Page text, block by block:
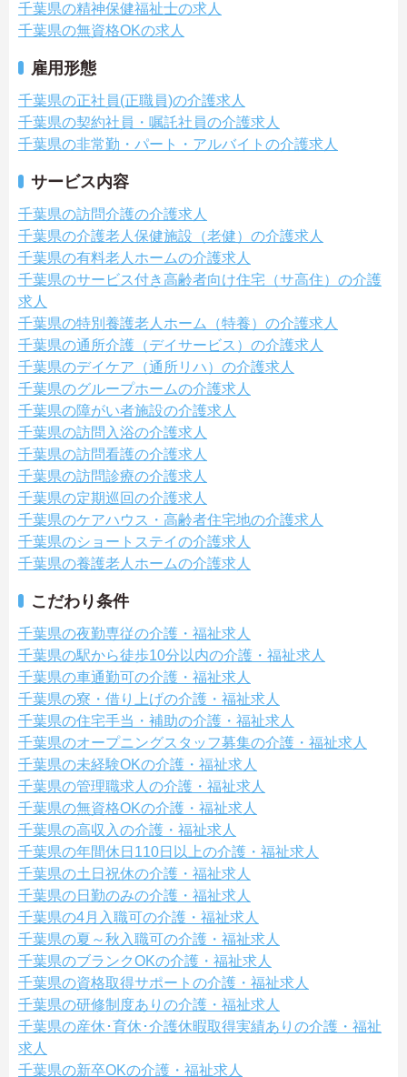
千葉県の精神保健福祉士の求人
千葉県の無資格OKの求人
雇用形態
千葉県の正社員(正職員)の介護求人
千葉県の契約社員・嘱託社員の介護求人
千葉県の非常勤・パート・アルバイトの介護求人
サービス内容
千葉県の訪問介護の介護求人
千葉県の介護老人保健施設（老健）の介護求人
千葉県の有料老人ホームの介護求人
千葉県のサービス付き高齢者向け住宅（サ高住）の介護
求人
千葉県の特別養護老人ホーム（特養）の介護求人
千葉県の通所介護（デイサービス）の介護求人
千葉県のデイケア（通所リハ）の介護求人
千葉県のグループホームの介護求人
千葉県の障がい者施設の介護求人
千葉県の訪問入浴の介護求人
千葉県の訪問看護の介護求人
千葉県の訪問診療の介護求人
千葉県の定期巡回の介護求人
千葉県のケアハウス・高齢者住宅地の介護求人
千葉県のショートステイの介護求人
千葉県の養護老人ホームの介護求人
こだわり条件
千葉県の夜勤専従の介護・福祉求人
千葉県の駅から徒歩10分以内の介護・福祉求人
千葉県の車通勤可の介護・福祉求人
千葉県の寮・借り上げの介護・福祉求人
千葉県の住宅手当・補助の介護・福祉求人
千葉県のオープニングスタッフ募集の介護・福祉求人
千葉県の未経験OKの介護・福祉求人
千葉県の管理職求人の介護・福祉求人
千葉県の無資格OKの介護・福祉求人
千葉県の高収入の介護・福祉求人
千葉県の年間休日110日以上の介護・福祉求人
千葉県の土日祝休の介護・福祉求人
千葉県の日勤のみの介護・福祉求人
千葉県の4月入職可の介護・福祉求人
千葉県の夏～秋入職可の介護・福祉求人
千葉県のブランクOKの介護・福祉求人
千葉県の資格取得サポートの介護・福祉求人
千葉県の研修制度ありの介護・福祉求人
千葉県の産休･育休･介護休暇取得実績ありの介護・福祉
求人
千葉県の新卒OKの介護・福祉求人